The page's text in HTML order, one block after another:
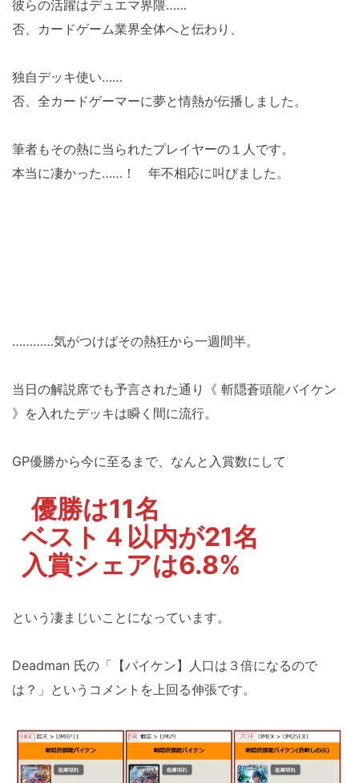
彼らの活躍はデュエマ界隈……
否、カードゲーム業界全体へと伝わり、
独自デッキ使い……
否、全カードゲーマーに夢と情熱が伝播しました。
筆者もその熱に当られたプレイヤーの１人です。
本当に凄かった……！ 年不相応に叫びました。
…………気がつけばその熱狂から一週間半。
当日の解説席でも予言された通り《 斬隠蒼頭龍バイケン
》を入れたデッキは瞬く間に流行。
GP優勝から今に至るまで、なんと入賞数にして
優勝は11名
ベスト４以内が21名
入賞シェアは6.8%
という凄まじいことになっています。
Deadman 氏の「【バイケン】人口は３倍になるので
は？」というコメントを上回る伸張です。